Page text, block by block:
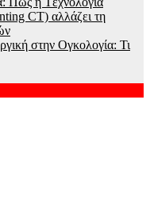
CT) αλλάζει τη
στην Ογκολογία: Τι